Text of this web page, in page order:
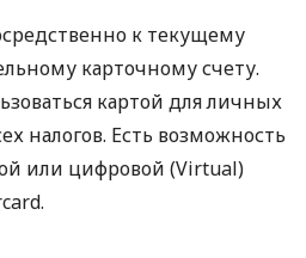
к текущему
карточному счету.
картой для личных
налогов. Есть возможность
или цифровой (Virtual)